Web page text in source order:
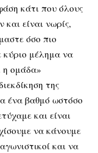
κάτι που όλους
είναι νωρίς,
όσο πιο
κύριο μέλημα να
η ομάδα»
της
ένα βαθμό ωστόσο
και είναι
να κάνουμε
και να